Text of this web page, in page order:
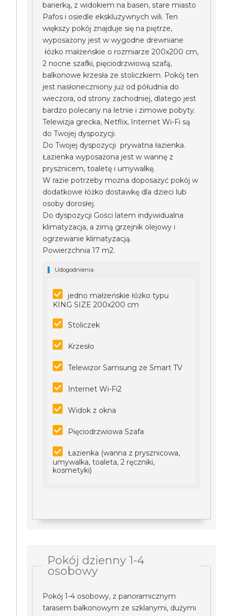
barierką, z widokiem na basen, stare miasto
Pafos i osiedle ekskluzywnych wili. Ten
większy pokój znajduje się na piętrze,
wyposażony jest w wygodne drewniane
łóżko małżeńskie o rozmiarze 200x200 cm,
2 nocne szafki, pięciodrzwiową szafą,
balkonowe krzesła ze stoliczkiem. Pokój ten
jest nasłoneczniony już od półudnia do
wieczora, od strony zachodniej, dlatego jest
bardzo polecany na letnie i zimowe pobyty.
Telewizja grecka, Netflix, Internet Wi-Fi są
do Twojej dyspozycji.
Do Twojej dyspozycji prywatna łazienka.
Łazienka wyposażona jest w wannę z
prysznicem, toaletę i umywalkę.
W razie potrzeby można doposażyć pokój w
dodatkowe łóżko dostawkę dla dzieci lub
osoby dorosłej.
Do dyspozycji Gości latem indywidualna
klimatyzacja, a zimą grzejnik olejowy i
ogrzewanie klimatyzacją.
Powierzchnia 17 m2.
Udogodnienia
jedno małżeńskie łóżko typu
KING SIZE 200x200 cm
Stoliczek
Krzesło
Telewizor Samsung ze Smart TV
Internet Wi-Fi2
Widok z okna
Pięciodrzwiowa Szafa
Łazienka (wanna z prysznicowa,
umywalka, toaleta, 2 ręczniki,
kosmetyki)
Pokój dzienny 1-4
osobowy
Pokój 1-4 osobowy, z panoramicznym
tarasem balkonowym ze szklanymi, dużymi